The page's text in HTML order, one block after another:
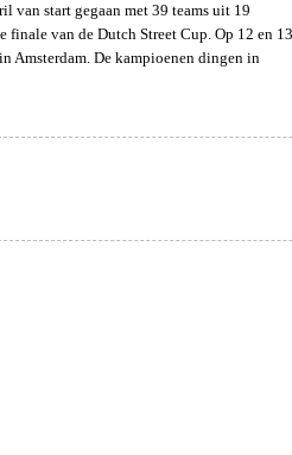
van start gegaan met 39 teams uit 19
finale van de Dutch Street Cup. Op 12 en 13
Amsterdam. De kampioenen dingen in